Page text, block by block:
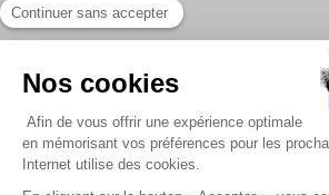
Liens utiles
Nous contacter
À propos
Paiement sécurisé